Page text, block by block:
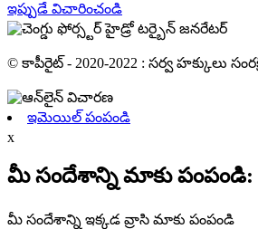
ఇప్పుడే విచారించండి
© కాపీరైట్ - 2020-2022 : సర్వ హక్కులు
ఇమెయిల్ పంపండి
x
మీ సందేశాన్ని మాకు పంపండి:
మీ సందేశాన్ని ఇక్కడ వ్రాసి మాకు పంపండి